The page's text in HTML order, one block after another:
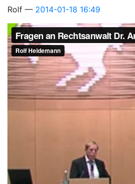
Rolf 2014-01-18 16:49